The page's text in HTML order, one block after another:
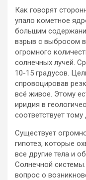
Как говорят
упало кометное
большим
взрыв с выбросом
огромного
солнечных лучей.
10-15 градусов.
спровоцировав
всё живое. Этому
иридия в
соответствует
Существует
гипотез, которые
все другие тела и
Солнечной
вопрос о